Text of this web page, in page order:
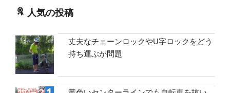
人気の投稿
丈夫なチェーンロックやU字ロックをどう
持ち運ぶか問題